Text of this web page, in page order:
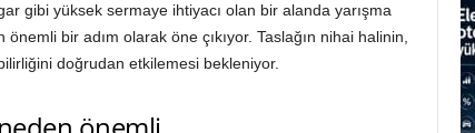
gibi yüksek sermaye ihtiyacı olan bir alanda yarışma
önemli bir adım olarak öne çıkıyor. Taslağın nihai halinin,
doğrudan etkilemesi bekleniyor.